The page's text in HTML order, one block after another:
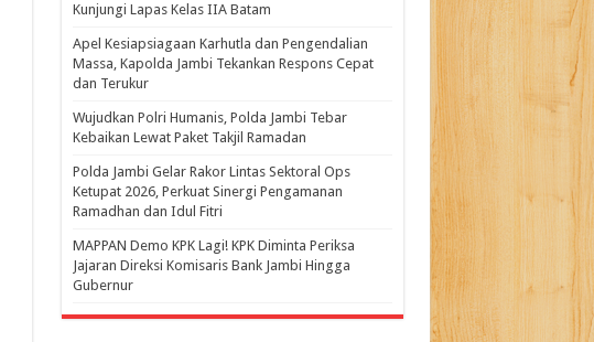
Kunjungi Lapas Kelas IIA Batam
Apel Kesiapsiagaan Karhutla dan Pengendalian
Massa, Kapolda Jambi Tekankan Respons Cepat
dan Terukur
Wujudkan Polri Humanis, Polda Jambi Tebar
Kebaikan Lewat Paket Takjil Ramadan
Polda Jambi Gelar Rakor Lintas Sektoral Ops
Ketupat 2026, Perkuat Sinergi Pengamanan
Ramadhan dan Idul Fitri
‎MAPPAN Demo KPK Lagi! KPK Diminta Periksa
Jajaran Direksi Komisaris Bank Jambi Hingga
Gubernur ‎